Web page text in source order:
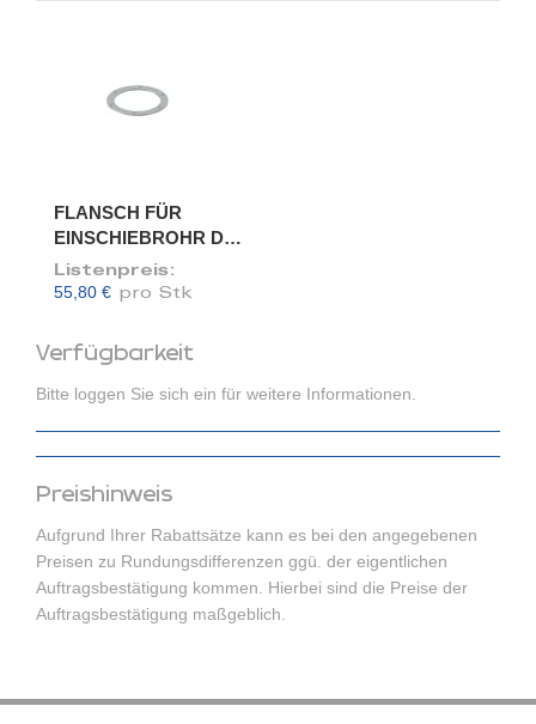
Verfügbarkeit
Bitte loggen Sie sich ein für weitere Informationen.
Preishinweis
Aufgrund Ihrer Rabattsätze kann es bei den angegebenen
Preisen zu Rundungsdifferenzen ggü. der eigentlichen
Auftragsbestätigung kommen. Hierbei sind die Preise der
Auftragsbestätigung maßgeblich.
FLANSCH FÜR
EINSCHIEBROHR DN
100/98
Listenpreis:
55,80 € pro Stk